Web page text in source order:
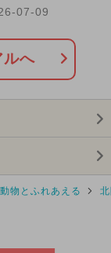
大キッズラン
07-09
ルへ
動物とふれあえる